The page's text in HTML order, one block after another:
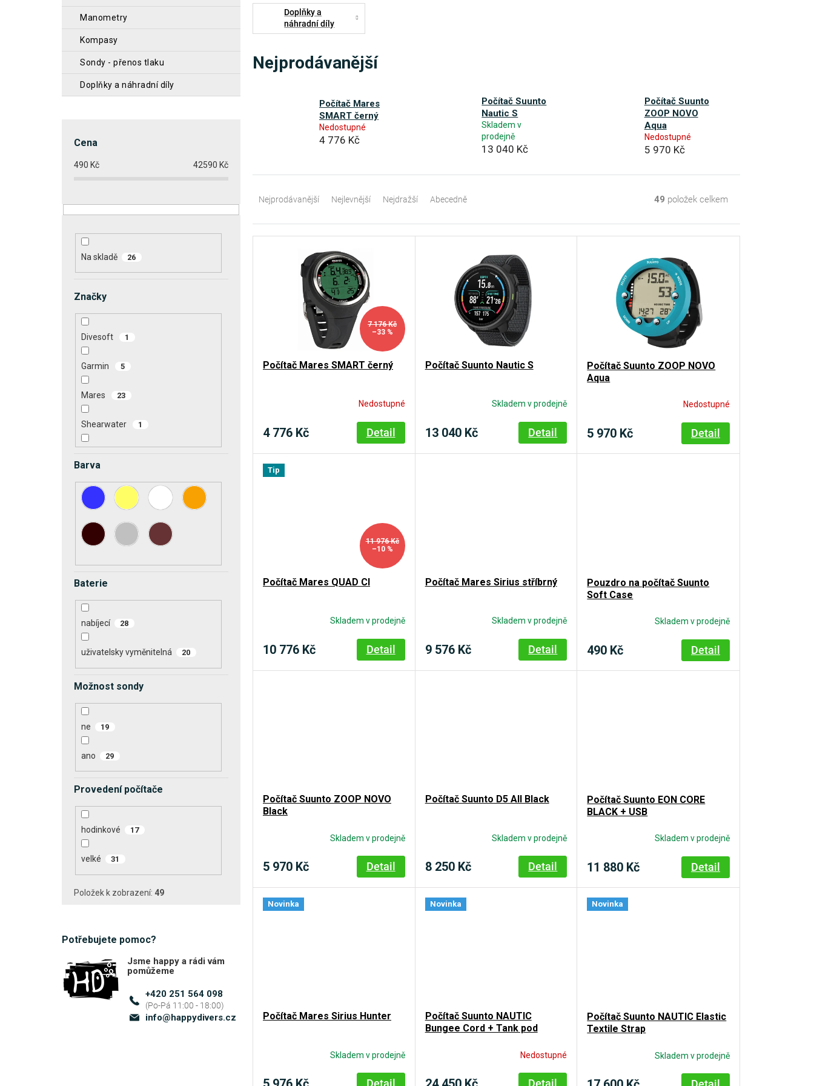
manometry
kompasy
sondy - přenos tlaku
doplňky a náhradní díly
Cena
490 Kč 42590 Kč
Na skladě 26
Značky
Divesoft 1
Garmin 5
Mares 23
Shearwater 1
Barva
Baterie
nabíjecí 28
uživatelsky vyměnitelná 20
Možnost sondy
ne 19
ano 29
Provedení počítače
hodinkové 17
velké 31
Položek k zobrazení: 49
Potřebujete pomoc?
Jsme happy a rádi vám
pomůžeme
+420 251 564 098
info@happydivers.cz
Doplňky a
náhradní díly
Nejprodávanější
Počítač Mares
SMART černý
Nedostupné
4 776 Kč
Počítač Suunto
Nautic S
Skladem v
prodejně
13 040 Kč
Počítač Suunto
ZOOP NOVO
Aqua
Nedostupné
5 970 Kč
a
z
e
Nejprodávanější Nejlevnější Nejdražší Abecedně 49 položek celkem
7 176 Kč
–33 %
Počítač Mares SMART černý
Nedostupné
4 776 Kč Detail
Počítač Suunto Nautic S
Skladem v prodejně
13 040 Kč Detail
Počítač Suunto ZOOP NOVO
Aqua
Nedostupné
5 970 Kč Detail
Tip
11 976 Kč
–10 %
Počítač Mares QUAD CI
Skladem v prodejně
10 776 Kč Detail
Počítač Mares Sirius stříbrný
Skladem v prodejně
9 576 Kč Detail
Pouzdro na počítač Suunto
Soft Case
Skladem v prodejně
490 Kč Detail
Počítač Suunto ZOOP NOVO
Black
Skladem v prodejně
5 970 Kč Detail
Počítač Suunto D5 All Black
Skladem v prodejně
8 250 Kč Detail
Počítač Suunto EON CORE
BLACK + USB
Skladem v prodejně
11 880 Kč Detail
Novinka
Počítač Mares Sirius Hunter
Skladem v prodejně
Detail
Novinka
Počítač Suunto NAUTIC
Bungee Cord + Tank pod
Nedostupné
Detail
Novinka
Počítač Suunto NAUTIC Elastic
Textile Strap
Skladem v prodejně